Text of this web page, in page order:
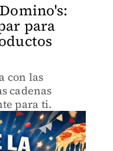
para
con las
cadenas
para ti.